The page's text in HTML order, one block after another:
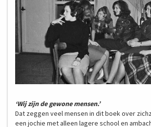
‘Wij zijn de gewone mensen.’
Dat zeggen veel mensen in dit boek over
een jochie met alleen lagere school en